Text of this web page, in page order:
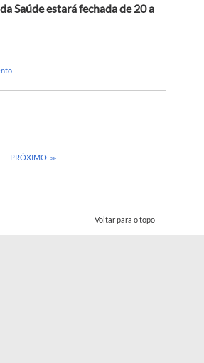
Saúde estará fechada de 20 a
PRÓXIMO
Voltar para o topo